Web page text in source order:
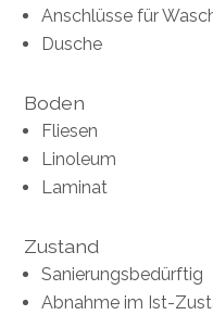
Anschlüsse für
Dusche
Boden
Fliesen
Linoleum
Laminat
Zustand
Sanierungsbedürftig
Abnahme im Ist-